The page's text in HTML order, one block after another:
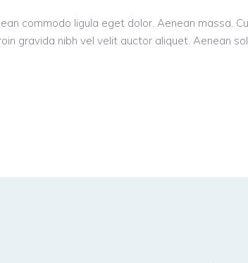
commodo ligula eget dolor. Aenean massa.
gravida nibh vel velit auctor aliquet. Aenean